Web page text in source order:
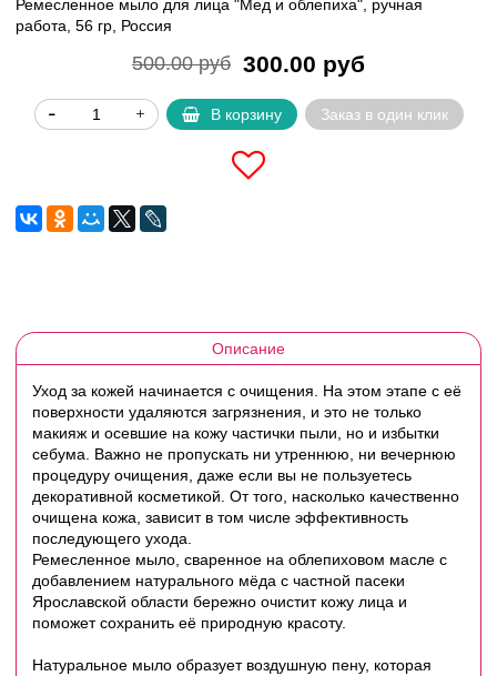
Ремесленное мыло для лица "Мед и облепиха", ручная
работа, 56 гр, Россия
500.00 руб 300.00 руб
В корзину Заказ в один клик
Описание
Уход за кожей начинается с очищения. На этом этапе с её
поверхности удаляются загрязнения, и это не только
макияж и осевшие на кожу частички пыли, но и избытки
себума. Важно не пропускать ни утреннюю, ни вечернюю
процедуру очищения, даже если вы не пользуетесь
декоративной косметикой. От того, насколько качественно
очищена кожа, зависит в том числе эффективность
последующего ухода.
Ремесленное мыло, сваренное на облепиховом масле с
добавлением натурального мёда с частной пасеки
Ярославской области бережно очистит кожу лица и
поможет сохранить её природную красоту.
Натуральное мыло образует воздушную пену, которая